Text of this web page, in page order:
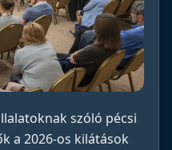
szóló pécsi
a 2026-os kilátások